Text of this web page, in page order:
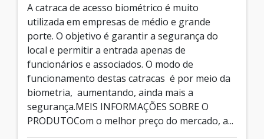
A catraca de acesso biométrico é muito
utilizada em empresas de médio e grande
porte. O objetivo é garantir a segurança do
local e permitir a entrada apenas de
funcionários e associados. O modo de
funcionamento destas catracas é por meio da
biometria, aumentando, ainda mais a
segurança.MEIS INFORMAÇÕES SOBRE O
PRODUTOCom o melhor preço do mercado, a...